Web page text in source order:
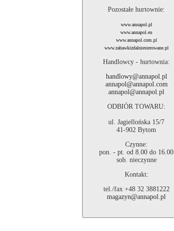
Pozostałe hurtownie:
www.annapol.pl
www.annapol.eu
www.annapol.com.pl
www.zabawkizdalniesterowane.pl
Handlowcy - hurtownia:
handlowy@annapol.pl
annapol@annapol.com
annapol@annapol.pl
ODBIÓR TOWARU:
ul. Jagiellońska 15/7
41-902 Bytom
Czynne:
pon. - pt. od 8.00 do 16.00
sob. nieczynne
Kontakt:
tel./fax +48 32 3881222
magazyn@annapol.pl